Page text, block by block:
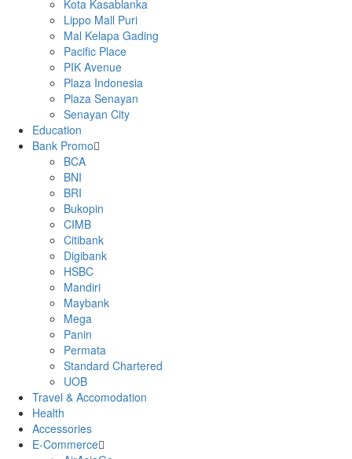
Kota Kasablanka
Lippo Mall Puri
Mal Kelapa Gading
Pacific Place
PIK Avenue
Plaza Indonesia
Plaza Senayan
Senayan City
Education
Bank Promo
BCA
BNI
BRI
Bukopin
CIMB
Citibank
Digibank
HSBC
Mandiri
Maybank
Mega
Panin
Permata
Standard Chartered
UOB
Travel & Accomodation
Health
Accessories
E-Commerce